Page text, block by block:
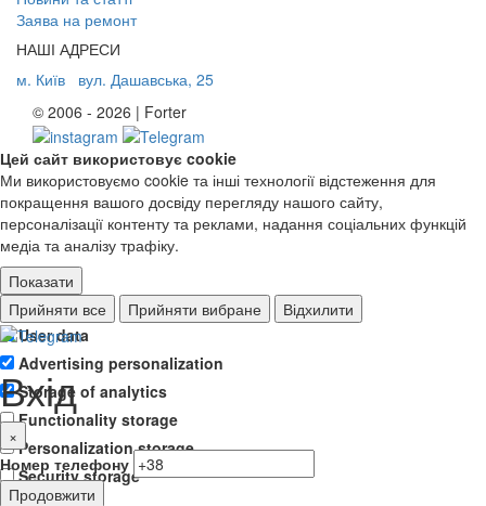
Заява на ремонт
НАШІ АДРЕСИ
м. Київ
вул. Дашавська, 25
© 2006 - 2026 | Forter
Цей сайт використовує cookie
Ми використовуємо cookie та інші технології відстеження для
покращення вашого досвіду перегляду нашого сайту,
персоналізації контенту та реклами, надання соціальних функцій
медіа та аналізу трафіку.
Показати
Ad storage
User data
Advertising personalization
Storage of analytics
Functionality storage
Personalization storage
Security storage
Прийняти все Прийняти вибране Відхилити
Вхід
×
Номер телефону
Продовжити